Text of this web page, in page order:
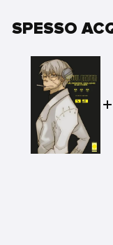
SPESSO